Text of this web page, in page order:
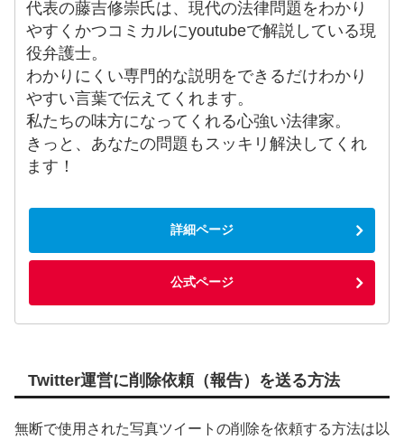
代表の藤吉修崇氏は、現代の法律問題をわかり
やすくかつコミカルにyoutubeで解説している現
役弁護士。
わかりにくい専門的な説明をできるだけわかり
やすい言葉で伝えてくれます。
私たちの味方になってくれる心強い法律家。
きっと、あなたの問題もスッキリ解決してくれ
ます！
詳細ページ
公式ページ
Twitter運営に削除依頼（報告）を送る方法
無断で使用された写真ツイートの削除を依頼する方法は以